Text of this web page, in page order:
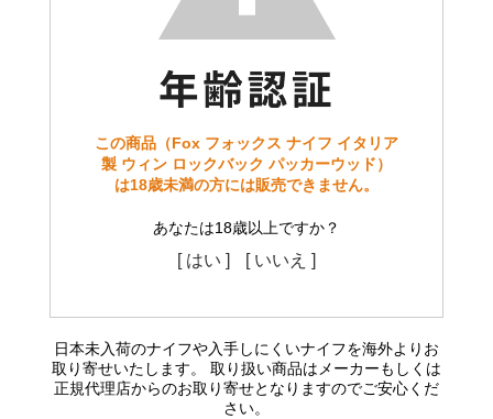
この商品（Fox フォックス ナイフ イタリア
製 ウィン ロックバック パッカーウッド）
は18歳未満の方には販売できません。
あなたは18歳以上ですか？
[ はい ] [ いいえ ]
日本未入荷のナイフや入手しにくいナイフを海外よりお
取り寄せいたします。 取り扱い商品はメーカーもしくは
正規代理店からのお取り寄せとなりますのでご安心くだ
さい。